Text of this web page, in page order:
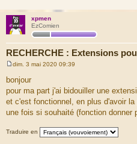
xpmen
EzComien
RECHERCHE : Extensions
s
s
g
e
dim. 3 mai 2020 09:39
bonjour
pour ma part j'ai bidouiller une
et c'est fonctionnel, en plus d'avoir
une fois si souhaité (fonction donner
Traduire en